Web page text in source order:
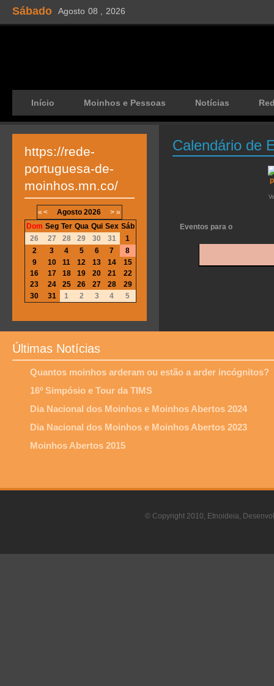
Sábado Agosto 08 , 2026
Início Moinhos e Pessoas Notícias
Calendário de
Eventos para o
https://rede-
portuguesa-de-
moinhos.mn.co/
« < Agosto 2026 > »
Dom Seg Ter Qua Qui Sex Sáb
26
27 28 29 30 31
1
2
3 4 5 6 7
8
9
10 11 12 13 14
15
16
17 18 19 20 21
22
23
24 25 26 27 28
29
30
31 1 2 3 4 5
Últimas Notícias
Quantos moinhos arderam ou estão a arder incógnitos?
16º Simpósio e Tour da TIMS
Dia Nacional dos Moinhos e Moinhos Abertos 2024
Dia Nacional dos Moinhos e Moinhos Abertos 2023
Moinhos Abertos 2015
© Copyright 2010, Etnoideia,